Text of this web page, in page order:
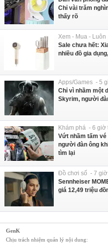
Chỉ vài trăm
thấy rõ
Xem - Mua -
Sale chưa hết:
nhiều đồ gia
Apps/Games - 5
Chỉ vì nhầm một
Skyrim, người
Khám phá - 6 giờ
Vứt nhầm tấm
người đàn ông
tìm lại
Đồ chơi số - 7
Sennheiser
giá 12,49 triệu
GenK
Chịu trách nhiệm quản lý nội dung: